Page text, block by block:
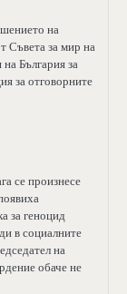
на
Съвета за мир на
България за
за отговорните
се произнесе
за геноцид
в социалните
на
обаче не